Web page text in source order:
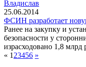
Владислав
25.06.2014
ФСИН разработает
Ранее на закупку и
безопасности у
израсходовано 1,8 млрд
« 1 23456 »